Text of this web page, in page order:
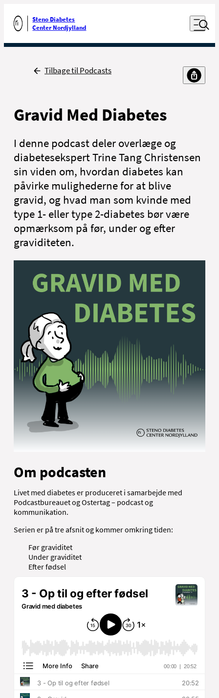
Gå til forsiden
Steno Diabetes
Center Nordjylland
Åben
Udfør søgning
Tilbage
Tilbage til Podcasts
Gravid Med Diabetes
I denne podcast deler overlæge og
diabetesekspert Trine Tang Christensen
sin viden om, hvordan diabetes kan
påvirke mulighederne for at blive
gravid, og hvad man som kvinde med
type 1- eller type 2-diabetes bør være
opmærksom på før, under og efter
graviditeten.
Om podcasten
Livet med diabetes er produceret i samarbejde med
Podcastbureauet og Ostertag – podcast og
kommunikation.
Serien er på tre afsnit og kommer omkring tiden:
Før graviditet
Under graviditet
Efter fødsel